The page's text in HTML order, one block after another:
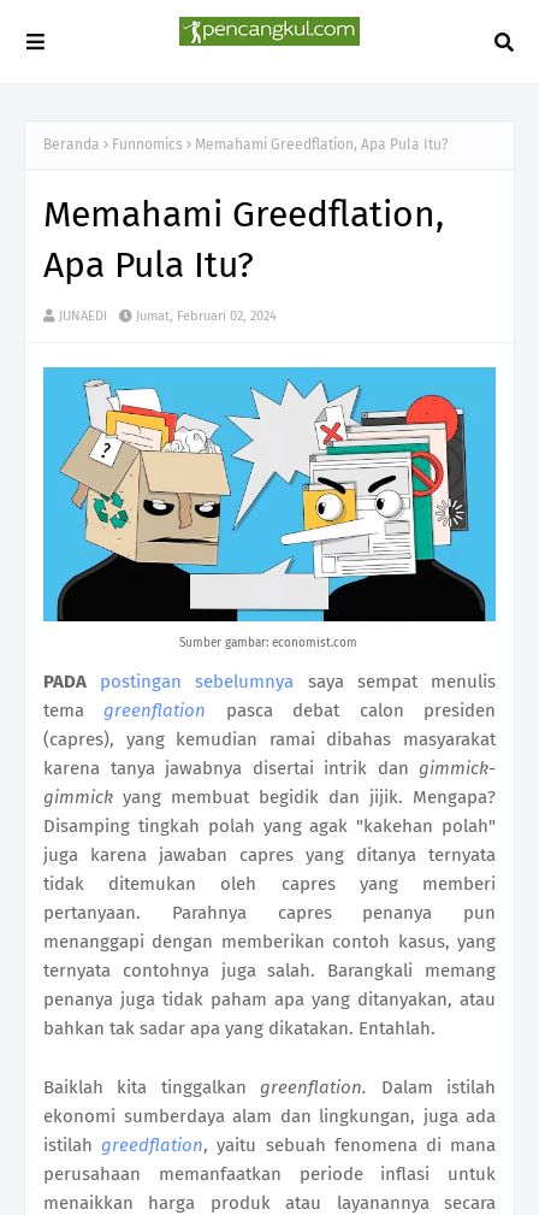
Beranda Funnomics Memahami Greedflation, Apa Pula Itu?
Memahami Greedflation,
Apa Pula Itu?
JUNAEDI Jumat, Februari 02, 2024
Sumber gambar: economist.com
PADA postingan sebelumnya saya sempat menulis
temagreenflation
pasca debat calon presiden
(capres), yang kemudian ramai dibahas masyarakat
karena tanya jawabnya disertai intrik dan gimmick-
gimmick yang membuat begidik dan jijik. Mengapa?
Disamping tingkah polah yang agak "kakehan polah"
juga karena jawaban capres yang ditanya ternyata
tidak ditemukan oleh capres yang memberi
pertanyaan. Parahnya capres penanya pun
menanggapi dengan memberikan contoh kasus, yang
ternyata contohnya juga salah. Barangkali memang
penanya juga tidak paham apa yang ditanyakan, atau
bahkan tak sadar apa yang dikatakan. Entahlah.
Baiklah kita tinggalkangreenflation. Dalam istilah
ekonomi sumberdaya alam dan lingkungan, juga ada
istilahgreedflation, yaitu sebuah fenomena di mana
perusahaan memanfaatkan periode inflasi untuk
menaikkan harga produk atau layanannya secara